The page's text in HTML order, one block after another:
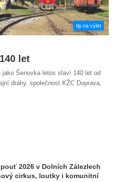
tip na výlet
let
Šenovka letos slaví 140 let od
dráhy, společnost KŽC Doprava,
2026 v Dolních Zálezlech
cirkus, loutky i komunitní